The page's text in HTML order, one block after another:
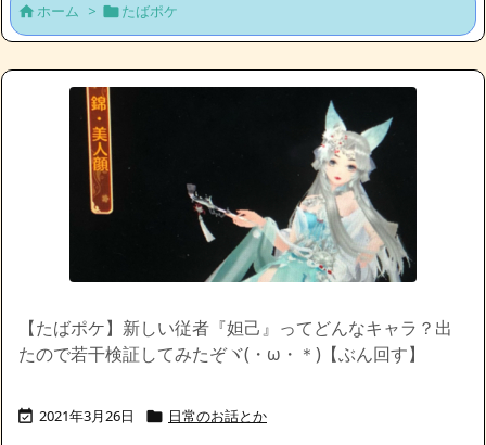
ホーム > たばポケ
【たばポケ】新しい従者『妲己』ってどんなキャラ？出
たので若干検証してみたぞヾ(・ω・＊)【ぶん回す】
 2021年3月26日  日常のお話とか